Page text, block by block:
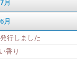
月
月
行しました
香り